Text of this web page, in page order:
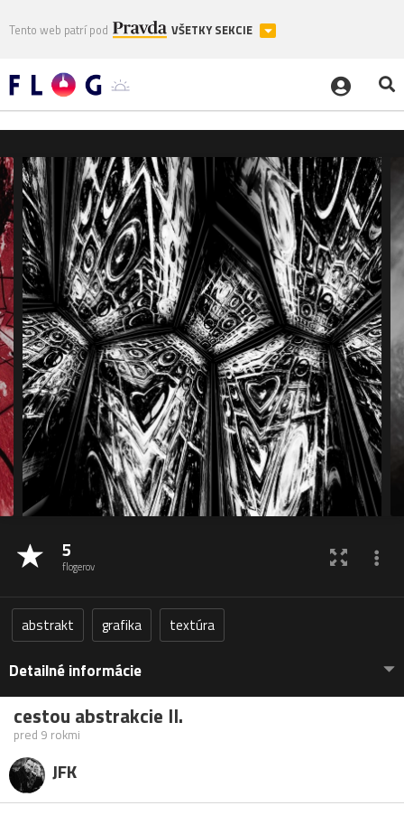
Tento web patrí pod VŠETKY SEKCIE
5
flogerov
abstrakt grafika textúra
Detailné informácie
cestou abstrakcie II.
pred 9 rokmi
JFK